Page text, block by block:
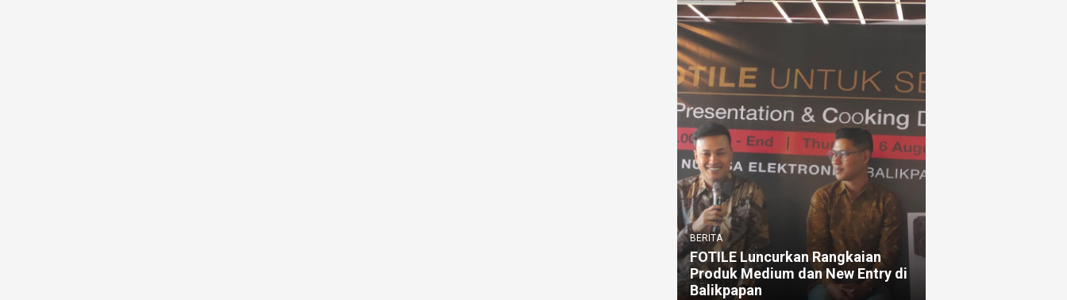
BERITA
FOTILE Luncurkan Rangkaian
Produk Medium dan New Entry di
Balikpapan